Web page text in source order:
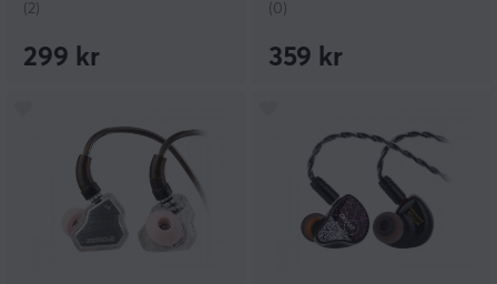
(2)
299 kr
(0)
359 kr